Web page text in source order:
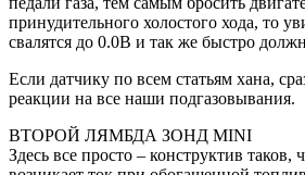
принудительного холостого хода, то
свалятся до 0.0В и так же быстро
Если датчику по всем статьям хана,
реакции на все наши подгазовывания.
ВТОРОЙ ЛЯМБДА ЗОНД MINI
Здесь все просто – конструктив таков,